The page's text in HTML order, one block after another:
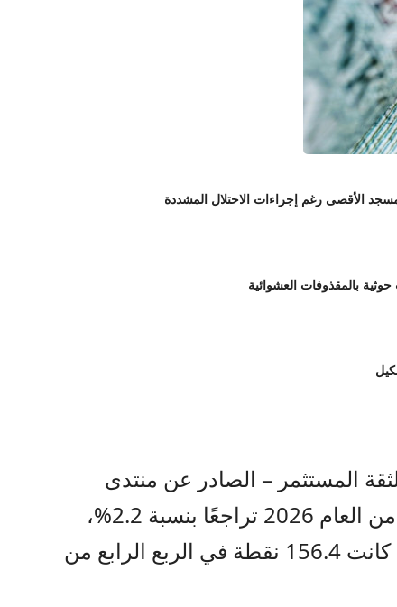
المستثمر – الصادر عن منتدى
الاستراتيجيات الأردني – للربع الأول من العام 2026 تراجعًا بنسبة 2.2%،
لتصل قيمته إلى 153.1 نقطة بعد أن كانت 156.4 نقطة في الربع الرابع من